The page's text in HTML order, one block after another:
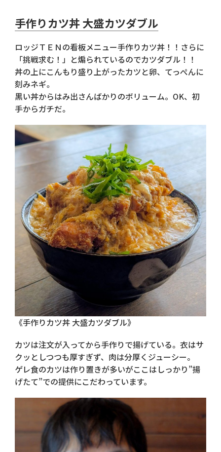
手作りカツ丼 大盛カツダブル
ロッジＴＥＮの看板メニュー手作りカツ丼！！さらに
「挑戦求む！」と煽られているのでカツダブル！！
丼の上にこんもり盛り上がったカツと卵、てっぺんに
刻みネギ。
黒い丼からはみ出さんばかりのボリューム。OK、初
手からガチだ。
《手作りカツ丼 大盛カツダブル》
カツは注文が入ってから手作りで揚げている。衣はサ
クッとしつつも厚すぎず、肉は分厚くジューシー。
ゲレ食のカツは作り置きが多いがここはしっかり”揚
げたて”での提供にこだわっています。